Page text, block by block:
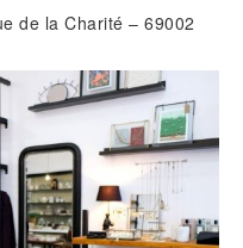
de la Charité – 69002